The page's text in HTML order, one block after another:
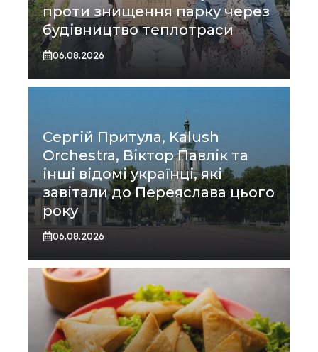
проти знищення парку через
будівництво теплотраси
06.08.2026
Сергій Притула, Kalush
Orchestra, Віктор Павлік та
інші відомі українці, які
завітали до Переяслава цього
року
06.08.2026